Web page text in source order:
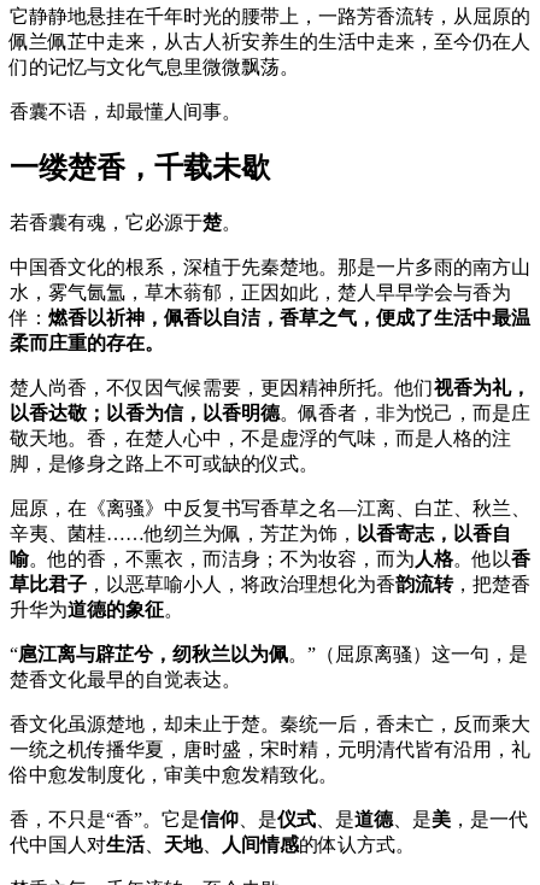
它静静地悬挂在千年时光的腰带上，一路芳香流转，从屈原的
佩兰佩芷中走来，从古人祈安养生的生活中走来，至今仍在人
们的记忆与文化气息里微微飘荡。
香囊不语，却最懂人间事。
一缕楚香，千载未歇
若香囊有魂，它必源于楚。
中国香文化的根系，深植于先秦楚地。那是一片多雨的南方山
水，雾气氤氲，草木蓊郁，正因如此，楚人早早学会与香为
伴： 燃香以祈神，佩香以自洁，香草之气，便成了生活中最温
柔而庄重的存在。
楚人尚香，不仅因气候需要，更因精神所托。他们视香为礼，
以香达敬；以香为信，以香明德。佩香者，非为悦己，而是庄
敬天地。香，在楚人心中，不是虚浮的气味，而是人格的注
脚，是修身之路上不可或缺的仪式。
屈原，在《离骚》中反复书写香草之名—江离、白芷、秋兰、
辛夷、菌桂……他纫兰为佩，芳芷为饰， 以香寄志，以香自
喻。他的香，不熏衣，而洁身；不为妆容，而为 人格。他以香
草比君子 ，以恶草喻小人，将政治理想化为香韵流转，把楚香
升华为道德的象征。
“扈江离与辟芷兮，纫秋兰以为佩。”（屈原离骚）这一句，是
楚香文化最早的自觉表达。
香文化虽源楚地，却未止于楚。秦统一后，香未亡，反而乘大
一统之机传播华夏，唐时盛，宋时精，元明清代皆有沿用，礼
俗中愈发制度化，审美中愈发精致化。
香，不只是“香”。它是信仰 、是仪式 、是道德 、是美 ，是一代
代中国人对生活、 天地、 人间情感的体认方式。